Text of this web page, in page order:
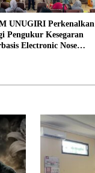
UNUGIRI Perkenalkan
Pengukur Kesegaran
Electronic Nose